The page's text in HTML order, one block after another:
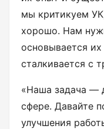
мы критикуем
хорошо. Нам
основывается
сталкивается с
«Наша задача —
сфере. Давайте
улучшения